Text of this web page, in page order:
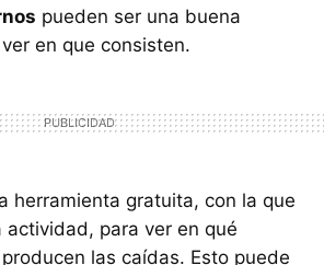
pueden ser una buena
en que consisten.
herramienta gratuita, con la que
actividad, para ver en qué
las caídas. Esto puede